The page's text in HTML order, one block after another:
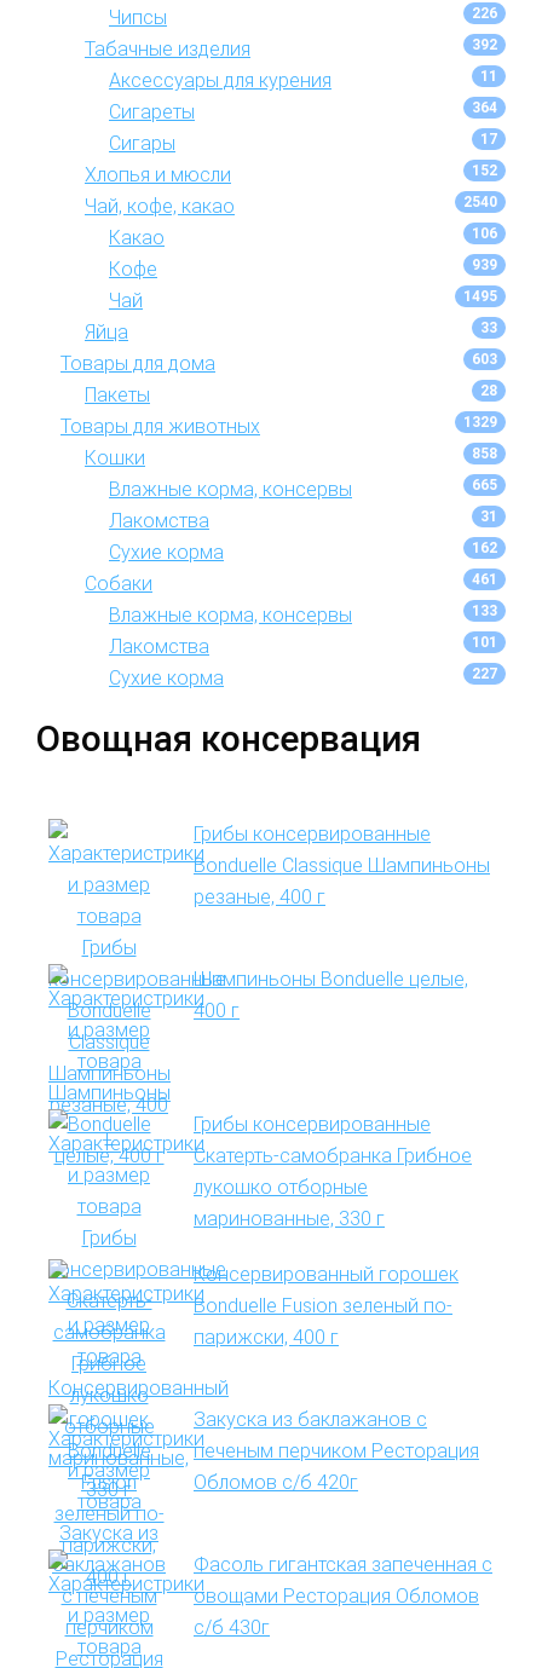
Чипсы 226
Табачные изделия 392
Аксессуары для курения 11
Сигареты 364
Сигары 17
Хлопья и мюсли 152
Чай, кофе, какао 2540
Какао 106
Кофе 939
Чай 1495
Яйца 33
Товары для дома 603
Пакеты 28
Товары для животных 1329
Кошки 858
Влажные корма, консервы 665
Лакомства 31
Сухие корма 162
Собаки 461
Влажные корма, консервы 133
Лакомства 101
Сухие корма 227
Овощная консервация
Грибы консервированные
Bonduelle Classique Шампиньоны
резаные, 400 г
Шампиньоны Bonduelle целые,
400 г
Грибы консервированные
Скатерть-самобранка Грибное
лукошко отборные
маринованные, 330 г
Консервированный горошек
Bonduelle Fusion зеленый по-
парижски, 400 г
Закуска из баклажанов с
печеным перчиком Ресторация
Обломов с/б 420г
Фасоль гигантская запеченная с
овощами Ресторация Обломов
с/б 430г